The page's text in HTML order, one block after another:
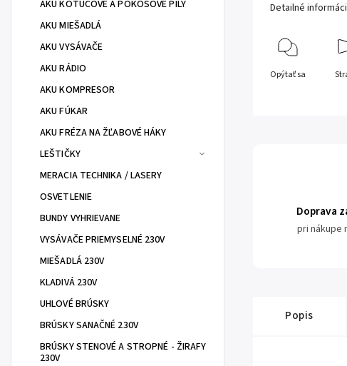
AKU KOTÚČOVÉ A POKOSOVÉ PÍLY
AKU MIEŠADLÁ
AKU VYSÁVAČE
AKU RÁDIO
AKU KOMPRESOR
AKU FÚKAR
AKU FRÉZA NA ŽĽABOVÉ HÁKY
LEŠTIČKY
MERACIA TECHNIKA / LASERY
OSVETLENIE
BUNDY VYHRIEVANE
VYSÁVAČE PRIEMYSELNÉ 230V
MIEŠADLÁ 230V
KLADIVÁ 230V
UHLOVÉ BRÚSKY
BRÚSKY SANAČNÉ 230V
BRÚSKY STENOVÉ A STROPNÉ - ŽIRAFY
230V
Detailné
Opýtať sa
Doprava
pri nákupe
Popis